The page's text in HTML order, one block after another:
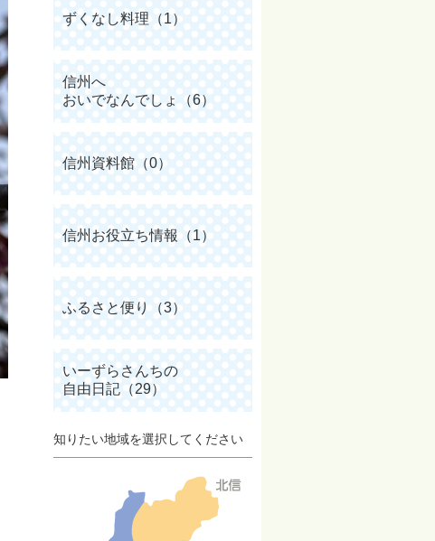
ずくなし料理（1）
信州へ
おいでなんでしょ（6）
信州資料館（0）
信州お役立ち情報（1）
ふるさと便り（3）
いーずらさんちの
自由日記（29）
知りたい地域を選択してください